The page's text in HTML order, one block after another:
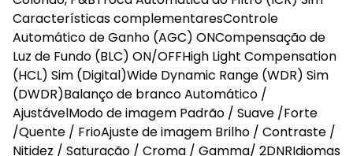
Características complementaresControle
Automático de Ganho (AGC) ONCompensação de
Luz de Fundo (BLC) ON/OFFHigh Light Compensation
(HCL) Sim (Digital)Wide Dynamic Range (WDR) Sim
(DWDR)Balanço de branco Automático /
AjustávelModo de imagem Padrão / Suave /Forte
/Quente / FrioAjuste de imagem Brilho / Contraste /
Nitidez / Saturação / Croma / Gamma/ 2DNRIdiomas